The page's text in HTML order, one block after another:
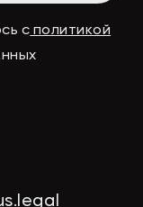
С ПОЛИТИКОЙ